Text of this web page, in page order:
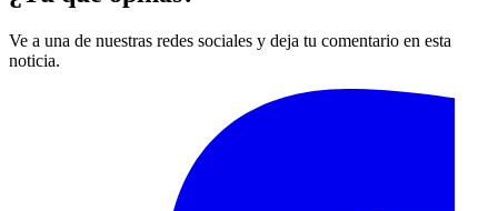
Ve a una de nuestras redes sociales y deja tu comentario en esta
noticia.